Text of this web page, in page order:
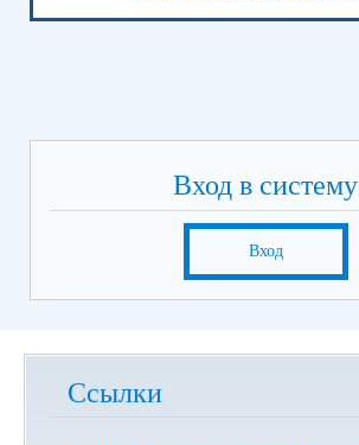
Вход в систему
Вход
Ссылки